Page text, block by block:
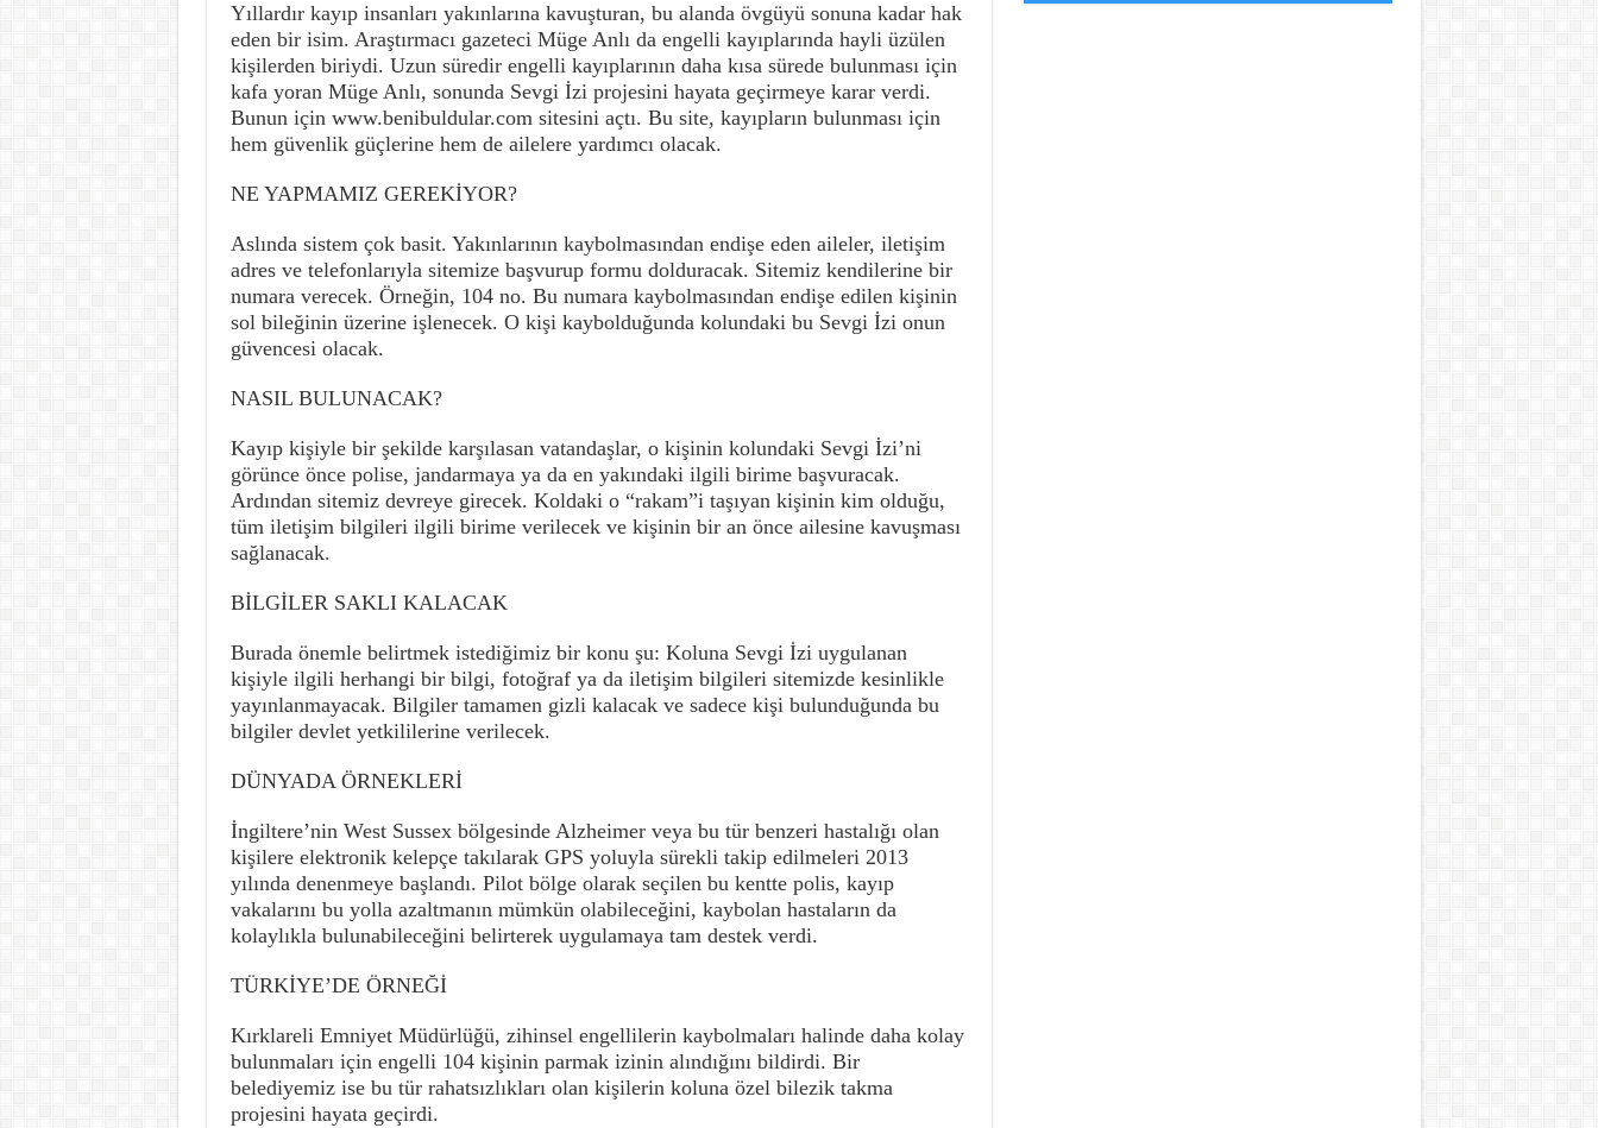
Yıllardır kayıp insanları yakınlarına kavuşturan, bu alanda övgüyü sonuna kadar hak
eden bir isim. Araştırmacı gazeteci Müge Anlı da engelli kayıplarında hayli üzülen
kişilerden biriydi. Uzun süredir engelli kayıplarının daha kısa sürede bulunması için
kafa yoran Müge Anlı, sonunda Sevgi İzi projesini hayata geçirmeye karar verdi.
Bunun için www.benibuldular.com sitesini açtı. Bu site, kayıpların bulunması için
hem güvenlik güçlerine hem de ailelere yardımcı olacak.
NE YAPMAMIZ GEREKİYOR?
Aslında sistem çok basit. Yakınlarının kaybolmasından endişe eden aileler, iletişim
adres ve telefonlarıyla sitemize başvurup formu dolduracak. Sitemiz kendilerine bir
numara verecek. Örneğin, 104 no. Bu numara kaybolmasından endişe edilen kişinin
sol bileğinin üzerine işlenecek. O kişi kaybolduğunda kolundaki bu Sevgi İzi onun
güvencesi olacak.
NASIL BULUNACAK?
Kayıp kişiyle bir şekilde karşılasan vatandaşlar, o kişinin kolundaki Sevgi İzi’ni
görünce önce polise, jandarmaya ya da en yakındaki ilgili birime başvuracak.
Ardından sitemiz devreye girecek. Koldaki o “rakam”i taşıyan kişinin kim olduğu,
tüm iletişim bilgileri ilgili birime verilecek ve kişinin bir an önce ailesine kavuşması
sağlanacak.
BİLGİLER SAKLI KALACAK
Burada önemle belirtmek istediğimiz bir konu şu: Koluna Sevgi İzi uygulanan
kişiyle ilgili herhangi bir bilgi, fotoğraf ya da iletişim bilgileri sitemizde kesinlikle
yayınlanmayacak. Bilgiler tamamen gizli kalacak ve sadece kişi bulunduğunda bu
bilgiler devlet yetkililerine verilecek.
DÜNYADA ÖRNEKLERİ
İngiltere’nin West Sussex bölgesinde Alzheimer veya bu tür benzeri hastalığı olan
kişilere elektronik kelepçe takılarak GPS yoluyla sürekli takip edilmeleri 2013
yılında denenmeye başlandı. Pilot bölge olarak seçilen bu kentte polis, kayıp
vakalarını bu yolla azaltmanın mümkün olabileceğini, kaybolan hastaların da
kolaylıkla bulunabileceğini belirterek uygulamaya tam destek verdi.
TÜRKİYE’DE ÖRNEĞİ
Kırklareli Emniyet Müdürlüğü, zihinsel engellilerin kaybolmaları halinde daha kolay
bulunmaları için engelli 104 kişinin parmak izinin alındığını bildirdi. Bir
belediyemiz ise bu tür rahatsızlıkları olan kişilerin koluna özel bilezik takma
projesini hayata geçirdi.